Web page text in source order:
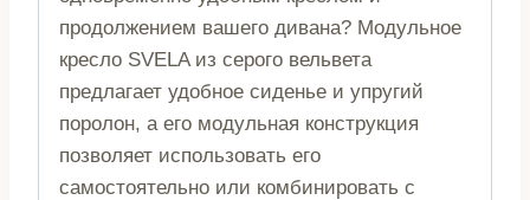
продолжением вашего дивана? Модульное
кресло SVELA из серого вельвета
предлагает удобное сиденье и упругий
поролон, а его модульная конструкция
позволяет использовать его
самостоятельно или комбинировать с